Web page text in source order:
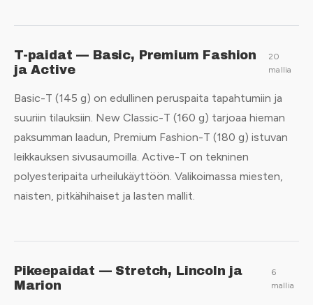
T-paidat — Basic, Premium Fashion
ja Active
20
mallia
Basic-T (145 g) on edullinen peruspaita tapahtumiin ja
suuriin tilauksiin. New Classic-T (160 g) tarjoaa hieman
paksumman laadun, Premium Fashion-T (180 g) istuvan
leikkauksen sivusaumoilla. Active-T on tekninen
polyesteripaita urheilukäyttöön. Valikoimassa miesten,
naisten, pitkähihaiset ja lasten mallit.
Pikeepaidat — Stretch, Lincoln ja
Marion
6
mallia